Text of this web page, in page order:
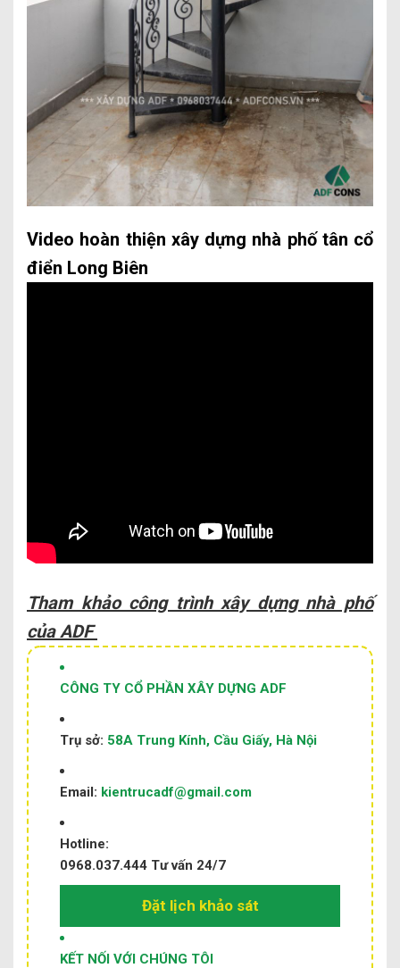
Video hoàn thiện xây dựng nhà phố tân cổ
điển Long Biên
Tham khảo công trình xây dựng nhà phố
của ADF
CÔNG TY CỔ PHẦN XÂY DỰNG ADF
Trụ sở: 58A Trung Kính, Cầu Giấy, Hà Nội
Email: kientrucadf@gmail.com
Hotline:
0968.037.444 Tư vấn 24/7
Đặt lịch khảo sát
KẾT NỐI VỚI CHÚNG TÔI